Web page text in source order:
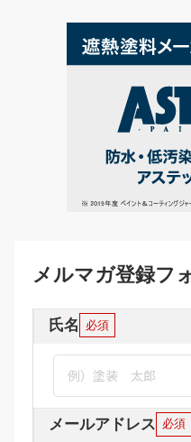
メルマガ登録フ
氏名 必須
メールアドレス 必須